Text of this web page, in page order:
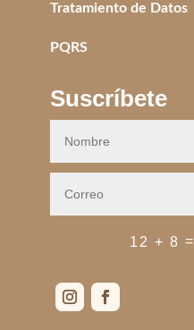
Tratamiento de Datos
PQRS
Suscríbete
12 + 8 =